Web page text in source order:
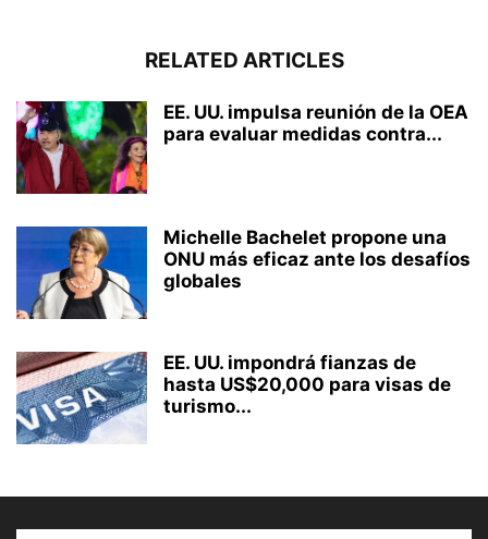
RELATED ARTICLES
EE. UU. impulsa reunión de la OEA
para evaluar medidas contra...
Michelle Bachelet propone una
ONU más eficaz ante los desafíos
globales
EE. UU. impondrá fianzas de
hasta US$20,000 para visas de
turismo...